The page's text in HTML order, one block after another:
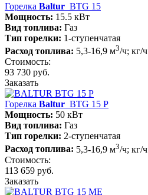
Горелка Baltur BTG 15
Мощность: 15.5 кВт
Вид топлива: Газ
Тип горелки: 1-ступенчатая
Расход топлива: 5,3-16,9 м3/ч; кг/ч
Стоимость:
93 730 руб.
Заказать
Горелка Baltur BTG 15 P
Мощность: 50 кВт
Вид топлива: Газ
Тип горелки: 2-ступенчатая
Расход топлива: 5,3-16,9 м3/ч; кг/ч
Стоимость:
113 659 руб.
Заказать